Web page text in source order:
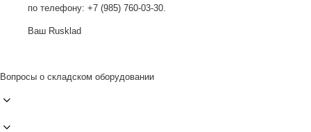
по телефону: +7 (985) 760-03-30.
Ваш Rusklad
Вопросы о складском оборудовании